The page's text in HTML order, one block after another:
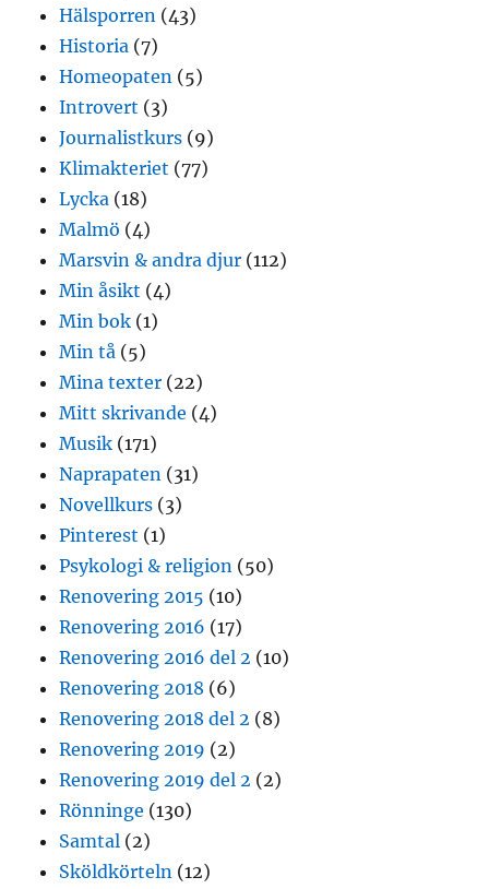
Hälsporren (43)
Historia (7)
Homeopaten (5)
Introvert (3)
Journalistkurs (9)
Klimakteriet (77)
Lycka (18)
Malmö (4)
Marsvin & andra djur (112)
Min åsikt (4)
Min bok (1)
Min tå (5)
Mina texter (22)
Mitt skrivande (4)
Musik (171)
Naprapaten (31)
Novellkurs (3)
Pinterest (1)
Psykologi & religion (50)
Renovering 2015 (10)
Renovering 2016 (17)
Renovering 2016 del 2 (10)
Renovering 2018 (6)
Renovering 2018 del 2 (8)
Renovering 2019 (2)
Renovering 2019 del 2 (2)
Rönninge (130)
Samtal (2)
Sköldkörteln (12)